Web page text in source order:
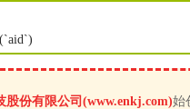
股份有限公司(www.enkj.com)始